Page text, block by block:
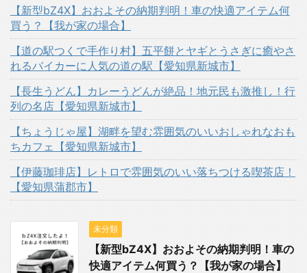
【新型bZ4X】おおよその納期判明！車の快適アイテム何
買う？【我が家の場合】
【道の駅つくで手作り村】五平餅とヤギとうさぎに癒やさ
れるバイカーに人気の道の駅【愛知県新城市】
【長生うどん】カレーうどんが絶品！地元民も激推し！行
列の名店【愛知県新城市】
【ちょうじゃ屋】湖畔を望む雰囲気のいいおしゃれなおも
ちカフェ【愛知県新城市】
【伊藤珈琲店】レトロで雰囲気のいい落ちつける喫茶店！
【愛知県蒲郡市】
未分類
【新型bZ4X】おおよその納期判明！車の
快適アイテム何買う？【我が家の場合】